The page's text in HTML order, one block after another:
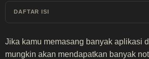
DAFTAR ISI
Jika kamu memasang banyak aplikasi
mungkin akan mendapatkan banyak